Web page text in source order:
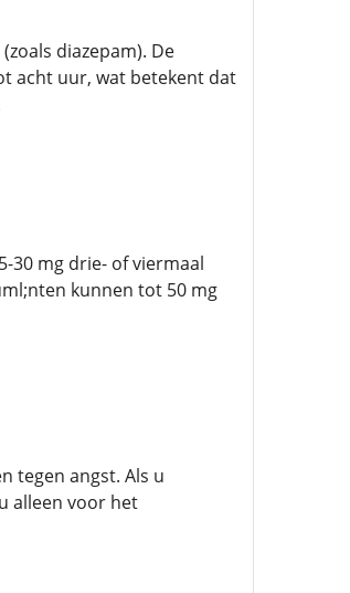
diazepam). De
acht uur, wat betekent dat
30 mg drie- of viermaal
kunnen tot 50 mg
tegen angst. Als u
alleen voor het